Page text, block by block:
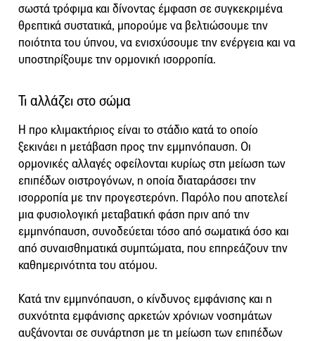
σωστά τρόφιμα και δίνοντας έμφαση σε συγκεκριμένα
θρεπτικά συστατικά, μπορούμε να βελτιώσουμε την
ποιότητα του ύπνου, να ενισχύσουμε την ενέργεια και να
υποστηρίξουμε την ορμονική ισορροπία.
Τι αλλάζει στο σώμα
Η προ κλιμακτήριος είναι το στάδιο κατά το οποίο
ξεκινάει η μετάβαση προς την εμμηνόπαυση. Οι
ορμονικές αλλαγές οφείλονται κυρίως στη μείωση των
επιπέδων οιστρογόνων, η οποία διαταράσσει την
ισορροπία με την προγεστερόνη. Παρόλο που αποτελεί
μια φυσιολογική μεταβατική φάση πριν από την
εμμηνόπαυση, συνοδεύεται τόσο από σωματικά όσο και
από συναισθηματικά συμπτώματα, που επηρεάζουν την
καθημερινότητα του ατόμου.
Κατά την εμμηνόπαυση, ο κίνδυνος εμφάνισης και η
συχνότητα εμφάνισης αρκετών χρόνιων νοσημάτων
αυξάνονται σε συνάρτηση με τη μείωση των επιπέδων